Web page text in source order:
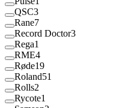
QSC3
Rane7
Record Doctor3
Rega1
RME4
Røde19
Roland51
Rolls2
Rycote1